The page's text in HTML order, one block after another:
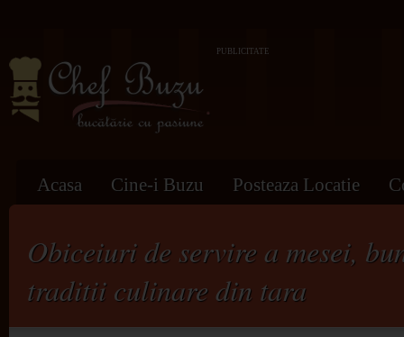
PUBLICITATE
Acasa Cine-i Buzu Posteaza Locatie
Obiceiuri de servire a mesei,
traditii culinare din tara